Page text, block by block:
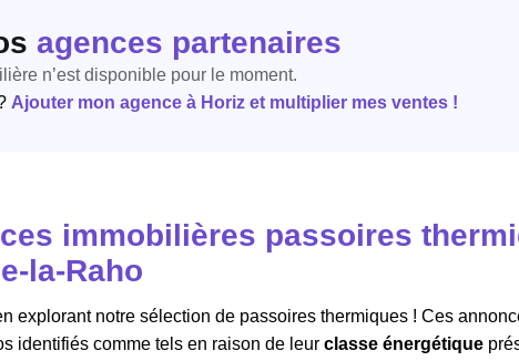
agences partenaires
n’est disponible pour le moment.
Ajouter mon agence à Horiz et multiplier mes ventes !
immobilières passoires
la-Raho
explorant notre sélection de passoires thermiques ! Ces
identifiés comme tels en raison de leur classe énergétique